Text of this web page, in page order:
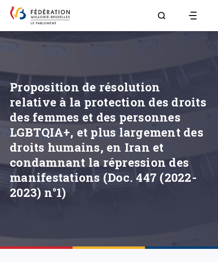
Aller à la page
Proposition de résolution
relative à la protection des droits
des femmes et des personnes
LGBTQIA+, et plus largement des
droits humains, en Iran et
condamnant la répression des
manifestations (Doc. 447 (2022-
2023) n°1)